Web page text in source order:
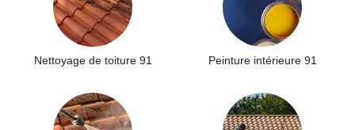
Nettoyage de toiture 91 Peinture intérieure 91